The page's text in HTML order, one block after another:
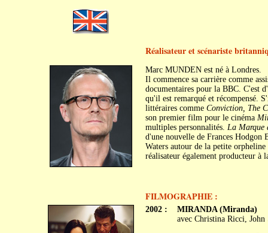
Réalisateur et scénariste
Marc MUNDEN est né à Londres.
Il commence sa carrière comme
documentaires pour la BBC. C'est
qu'il est remarqué et récompensé.
littéraires comme Conviction, The
son premier film pour le cinéma
multiples personnalités. La Marque
d'une nouvelle de Frances
Waters autour de la petite
réalisateur également producteur à
FILMOGRAPHIE :
2002 :
MIRANDA (Miranda)
avec Christina Ricci,